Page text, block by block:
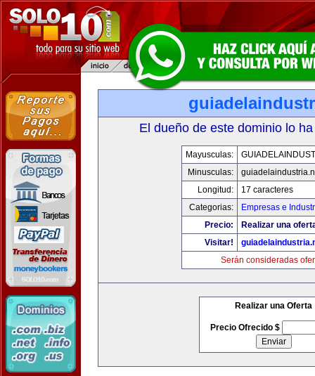
El dueño de este dominio lo
Mayusculas:
Minusculas:
Longitud:
17 caracteres
Categorias:
Empresas e
Precio:
Realizar una
Visitar!
Serán consideradas
Realizar una Oferta
Precio Ofrecido $